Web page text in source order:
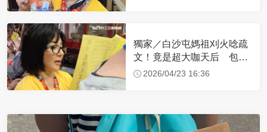
獨家／白沙屯媽祖刈火唸疏
文！竟是超大咖天后 包尿
布忍尿5小時不喊累
2026/04/23 16:36